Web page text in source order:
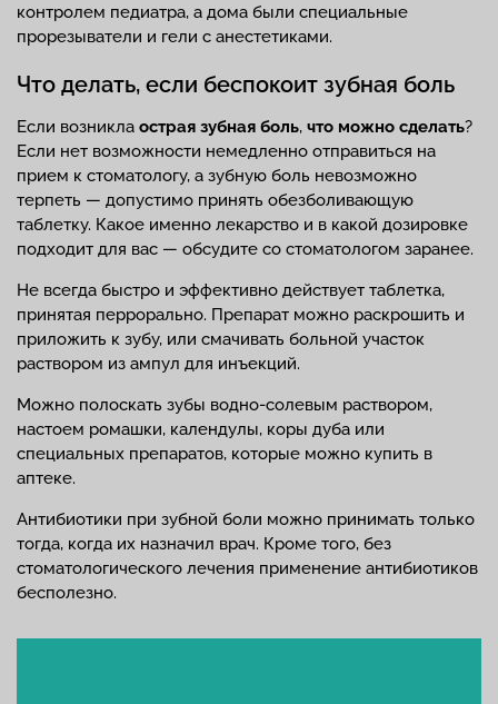
контролем педиатра, а дома были специальные
прорезыватели и гели с анестетиками.
Что делать, если беспокоит зубная боль
Если возникла острая зубная боль, что можно сделать?
Если нет возможности немедленно отправиться на
прием к стоматологу, а зубную боль невозможно
терпеть — допустимо принять обезболивающую
таблетку. Какое именно лекарство и в какой дозировке
подходит для вас — обсудите со стоматологом заранее.
Не всегда быстро и эффективно действует таблетка,
принятая перрорально. Препарат можно раскрошить и
приложить к зубу, или смачивать больной участок
раствором из ампул для инъекций.
Можно полоскать зубы водно-солевым раствором,
настоем ромашки, календулы, коры дуба или
специальных препаратов, которые можно купить в
аптеке.
Антибиотики при зубной боли можно принимать только
тогда, когда их назначил врач. Кроме того, без
стоматологического лечения применение антибиотиков
бесполезно.